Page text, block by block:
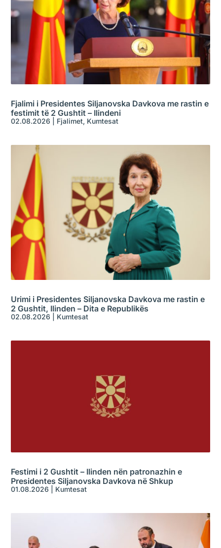
Fjalimi i Presidentes Siljanovska Davkova me rastin e
festimit të 2 Gushtit – Ilindeni
02.08.2026 Fjalimet, Kumtesat
Urimi i Presidentes Siljanovska Davkova me rastin e
2 Gushtit, Ilinden – Dita e Republikës
02.08.2026 Kumtesat
Festimi i 2 Gushtit – Ilinden nën patronazhin e
Presidentes Siljanovska Davkova në Shkup
01.08.2026 Kumtesat